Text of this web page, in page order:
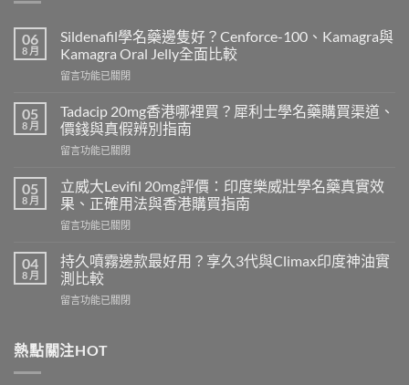
06
8 月
Sildenafil學名藥邊隻好？Cenforce-100、Kamagra與
Kamagra Oral Jelly全面比較
在
學
名
藥
邊
好？
Cenforce-
100、
Kamagra
Kamagra
Oral
全
較〉
留言功能已關閉
05
8 月
Tadacip 20mg香港哪裡買？犀利士學名藥購買渠道、
價錢與真假辨別指南
在
20mg
香
港
哪
買？
犀
利
士
藥
留言功能已關閉
05
8 月
立威大Levifil 20mg評價：印度樂威壯學名藥真實效
果、正確用法與香港購買指南
在
威
大
Levifil
20mg
印
留言功能已關閉
04
8 月
持久噴霧邊款最好用？享久3代與Climax印度神油實
測比較
在
噴
霧
留言功能已關閉
熱點關注HOT